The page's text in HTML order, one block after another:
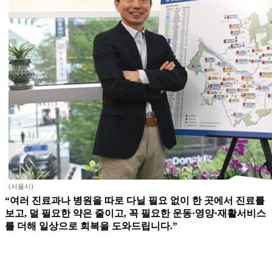
(서울시)
“여러 진료과나 병원을 따로 다닐 필요 없이 한 곳에서 진료를
보고, 덜 필요한 약은 줄이고, 꼭 필요한 운동·영양·재활서비스
를 더해 일상으로 회복을 도와드립니다.”